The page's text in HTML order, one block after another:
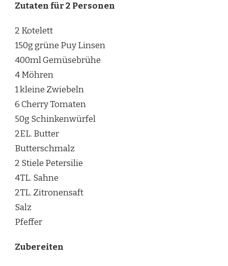
Zutaten für 2 Personen
2 Kotelett
150g grüne Puy Linsen
400ml Gemüsebrühe
4 Möhren
1 kleine Zwiebeln
6 Cherry Tomaten
50g Schinkenwürfel
2EL. Butter
Butterschmalz
2 Stiele Petersilie
4TL. Sahne
2TL. Zitronensaft
Salz
Pfeffer
Zubereiten